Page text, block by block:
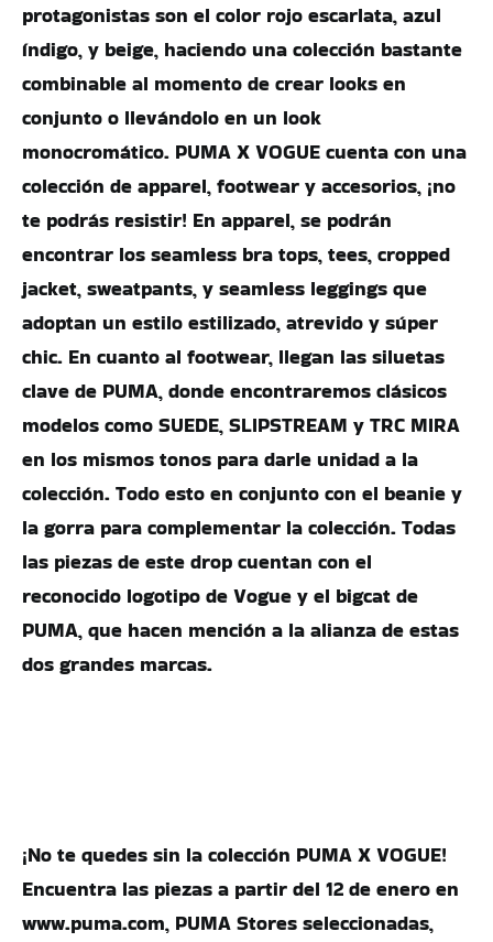
protagonistas son el color rojo escarlata, azul
índigo, y beige, haciendo una colección bastante
combinable al momento de crear looks en
conjunto o llevándolo en un look
monocromático. PUMA X VOGUE cuenta con una
colección de apparel, footwear y accesorios, ¡no
te podrás resistir! En apparel, se podrán
encontrar los seamless bra tops, tees, cropped
jacket, sweatpants, y seamless leggings que
adoptan un estilo estilizado, atrevido y súper
chic. En cuanto al footwear, llegan las siluetas
clave de PUMA, donde encontraremos clásicos
modelos como SUEDE, SLIPSTREAM y TRC MIRA
en los mismos tonos para darle unidad a la
colección. Todo esto en conjunto con el beanie y
la gorra para complementar la colección. Todas
las piezas de este drop cuentan con el
reconocido logotipo de Vogue y el bigcat de
PUMA, que hacen mención a la alianza de estas
dos grandes marcas.
¡No te quedes sin la colección PUMA X VOGUE!
Encuentra las piezas a partir del 12 de enero en
www.puma.com, PUMA Stores seleccionadas,